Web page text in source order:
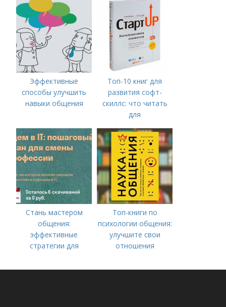
Эффективные
способы улучшить
навыки общения
Топ-10 книг для
развития софт-
скиллс: что читать
для
профессионального
роста
Стань мастером
общения:
эффективные
стратегии для
коммуникативных
Топ-книги по
психологии общения:
улучшите свои
отношения